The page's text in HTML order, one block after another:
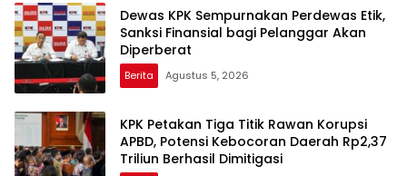
Dewas KPK Sempurnakan Perdewas Etik,
Sanksi Finansial bagi Pelanggar Akan
Diperberat
Berita Agustus 5, 2026
KPK Petakan Tiga Titik Rawan Korupsi
APBD, Potensi Kebocoran Daerah Rp2,37
Triliun Berhasil Dimitigasi